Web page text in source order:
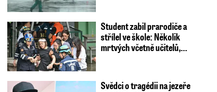
Student zabil prarodiče a
střílel ve škole: Několik
mrtvých včetně učitelů,…
Svědci o tragédii na jezeře